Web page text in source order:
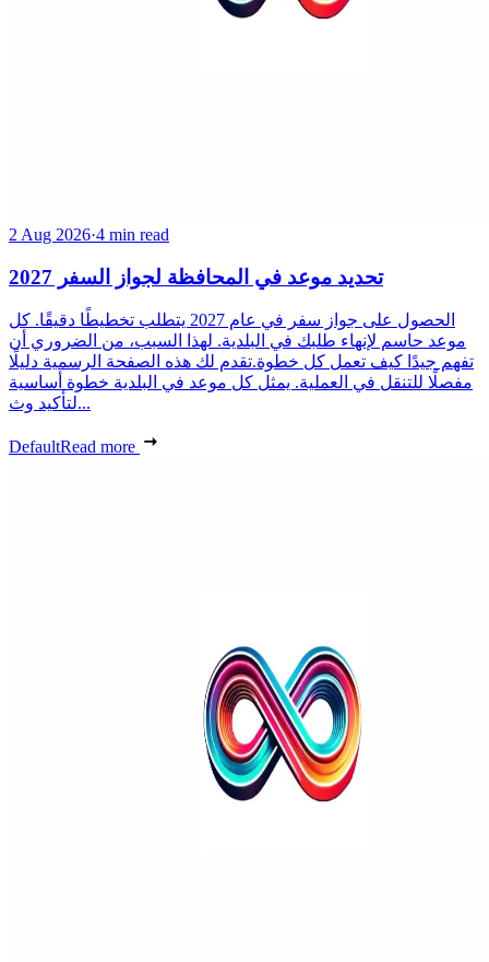
2 Aug 2026·4 min read
تحديد موعد في المحافظة لجواز السفر 2027
الحصول على جواز سفر في عام 2027 يتطلب تخطيطًا دقيقًا. كل
موعد حاسم لإنهاء طلبك في البلدية. لهذا السبب، من الضروري أن
تفهم جيدًا كيف تعمل كل خطوة.تقدم لك هذه الصفحة الرسمية دليلًا
مفصلًا للتنقل في العملية. يمثل كل موعد في البلدية خطوة أساسية
لتأكيد وث...
DefaultRead more